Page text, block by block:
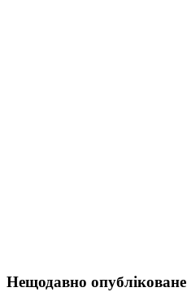
Нещодавно опубліковане